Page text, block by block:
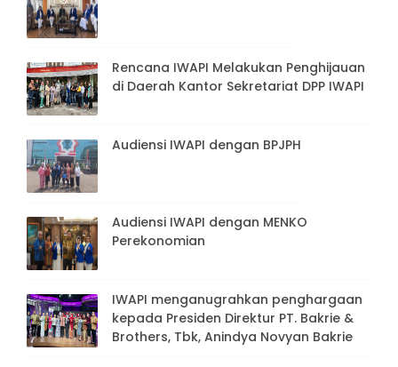
Rencana IWAPI Melakukan Penghijauan
di Daerah Kantor Sekretariat DPP IWAPI
Audiensi IWAPI dengan BPJPH
Audiensi IWAPI dengan MENKO
Perekonomian
IWAPI menganugrahkan penghargaan
kepada Presiden Direktur PT. Bakrie &
Brothers, Tbk, Anindya Novyan Bakrie